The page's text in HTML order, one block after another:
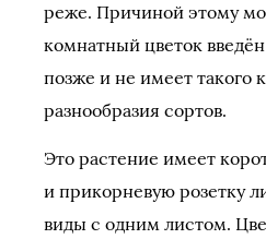
реже. Причиной этому
комнатный цветок введён
позже и не имеет такого
разнообразия сортов.
Это растение имеет
и прикорневую розетку
виды с одним листом.